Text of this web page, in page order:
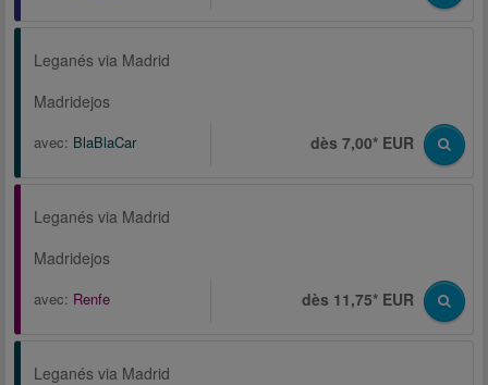
Leganés via Madrid
Madridejos
avec: BlaBlaCar dès 7,00* EUR
Leganés via Madrid
Madridejos
avec: Renfe dès 11,75* EUR
Leganés via Madrid